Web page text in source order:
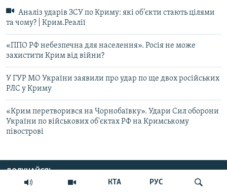
КТА РУС
Аналіз ударів ЗСУ по Криму: які об’єкти стають цілями
та чому? | Крим.Реалії
«ППО РФ небезпечна для населення». Росія не може
захистити Крим від війни?
У ГУР МО України заявили про удар по ще двох російських
РЛС у Криму
«Крим перетворився на Чорнобаївку». Удари Сил оборони
України по військових об'єктах РФ на Кримському
півострові
ДОЛУЧАЙСЯ!